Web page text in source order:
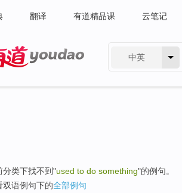
翻译 有道精品课 云笔记
中英
分类下找不到"used to do something"的例句。
双语例句下的全部例句